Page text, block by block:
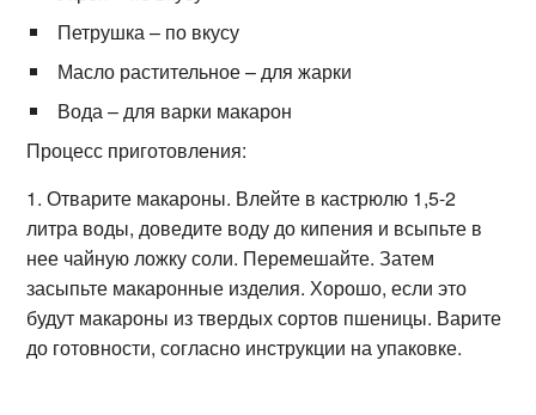
Петрушка – по вкусу
Масло растительное – для жарки
Вода – для варки макарон
Процесс приготовления:
1. Отварите макароны. Влейте в кастрюлю 1,5-2
литра воды, доведите воду до кипения и всыпьте в
нее чайную ложку соли. Перемешайте. Затем
засыпьте макаронные изделия. Хорошо, если это
будут макароны из твердых сортов пшеницы. Варите
до готовности, согласно инструкции на упаковке.